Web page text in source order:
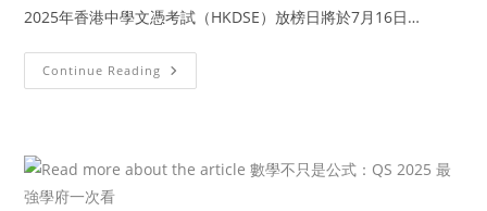
2025年香港中學文憑考試（HKDSE）放榜日將於7月16日…
Continue Reading